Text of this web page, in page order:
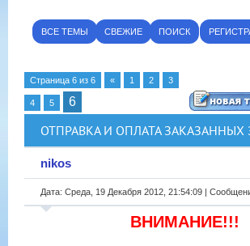
ВСЕ ТЕМЫ СВЕЖИЕ ПОИСК
Страница 6 из 6 « 1 2 3
4 5 6
ОТПРАВКА И ОПЛАТА ЗАКАЗАННЫХ
nikos
Дата: Среда, 19 Декабря 2012, 21:54:09 |
ВНИМАНИЕ!!!